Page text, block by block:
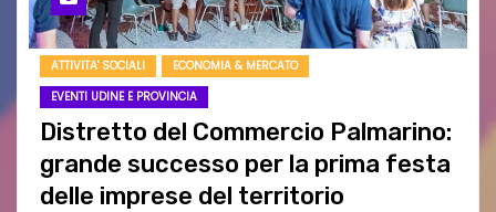
ATTIVITA' SOCIALI
ECONOMIA & MERCATO
EVENTI UDINE E PROVINCIA
Distretto del Commercio Palmarino:
grande successo per la prima festa
delle imprese del territorio